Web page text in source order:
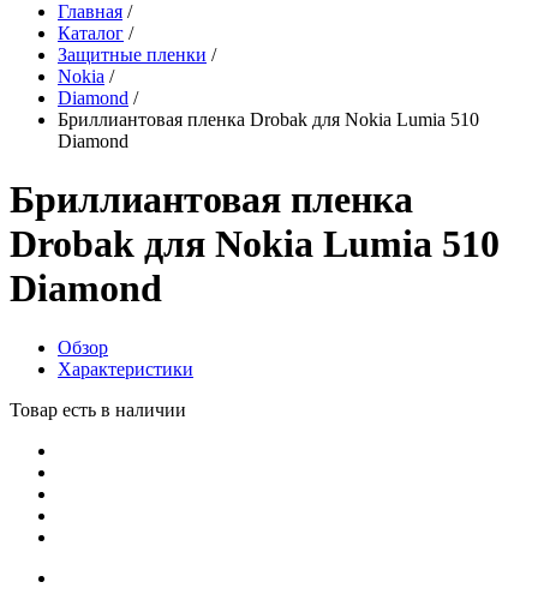
Главная /
Каталог /
Защитные пленки /
Nokia /
Diamond /
Бриллиантовая пленка Drobak для Nokia Lumia 510
Diamond
Бриллиантовая пленка
Drobak для Nokia Lumia 510
Diamond
Обзор
Характеристики
Товар есть в наличии